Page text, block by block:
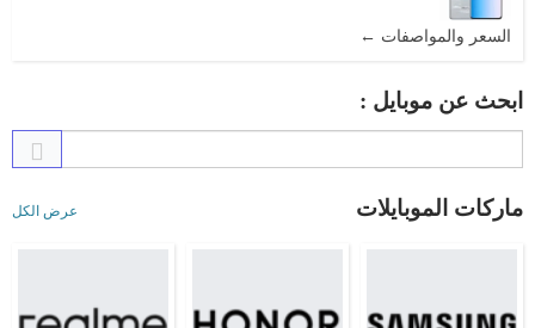
السعر والمواصفات ←
ابحث عن موبايل :
ماركات الموبايلات عرض الكل